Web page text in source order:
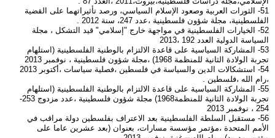
51- الثورات العربية وصعود الإسلام السياسي، ورصد تأثيراتهما على القضية
الفلسطينية، مجلة شؤون فلسطينية ،عدد 247، سنة 2012 .
52- الخيارات الفلسطينية في مواجهة خارج "إسلامي" قيد التشكل ، مجلة
السياسة الدولية العدد 192 ،2013
53- المشاركة السياسية على قاعدة الالتزام بالوطنية الفلسطينية (استلهام
تجربة الولادة الثانية للمنظمة 1968) ،مجلة شؤون فلسطينية ، نوفمبر 2013
54- استشكالات الدين والسياسة في فلسطين ،فصلية سياسات ،أكتوبر 2013
،رام الله ،فلسطين .
55- المشاركة السياسية على قاعدة الالتزام بالوطنية الفلسطينية (استلهام
تجربة الولادة الثانية للمنظمة1968) مجلة شؤون فلسطينية ،عدد مزدوج 253-
254 ، نوفمبر 2013
56- مستقبل السلطة الفلسطينية بعد الاعتراف بفلسطين دولة مراقب في
الأمم المتحدة ،مؤتمر مؤسسة مسارات، بعنوان (بعد عشرين عاما على